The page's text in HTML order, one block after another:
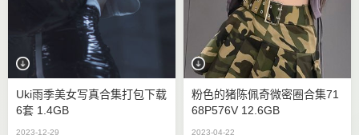
Uki雨季美女写真合集打包下载
6套 1.4GB
2023-12-29
粉色的猪陈佩奇微密圈合集71
68P576V 12.6GB
2023-04-22